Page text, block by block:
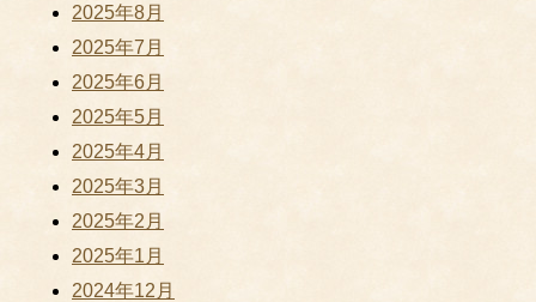
2025年8月
2025年7月
2025年6月
2025年5月
2025年4月
2025年3月
2025年2月
2025年1月
2024年12月